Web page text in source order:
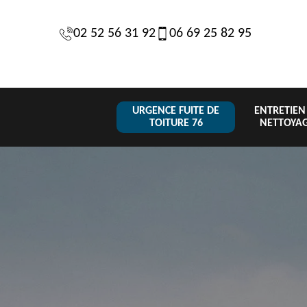
02 52 56 31 92 06 69 25 82 95
URGENCE FUITE DE
TOITURE 76
de